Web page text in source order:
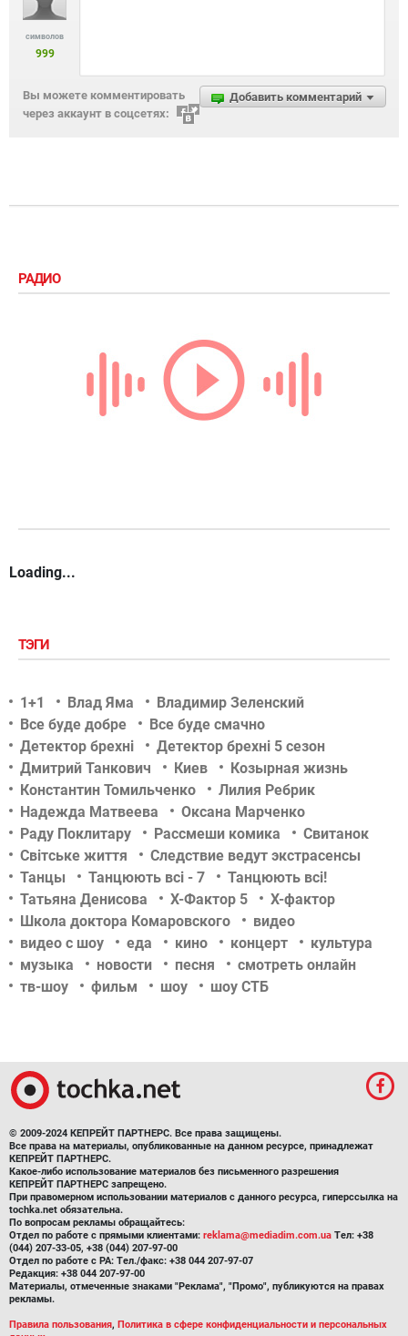
символов
999
Добавить комментарий
Вы можете комментировать
через аккаунт в соцсетях:
РАДИО
Loading...
ТЭГИ
1+1 Влад Яма
Владимир Зеленский
Все буде добре
Все буде смачно
Детектор брехні
Детектор брехні 5 сезон
Дмитрий Танкович
Киев
Козырная жизнь
Константин Томильченко
Лилия Ребрик
Надежда Матвеева
Оксана Марченко
Раду Поклитару
Рассмеши комика
Свитанок
Світське життя
Следствие ведут экстрасенсы
Танцы
Танцюють всі - 7
Танцюють всі!
Татьяна Денисова
Х-Фактор 5
Х-фактор
Школа доктора Комаровского
видео
видео с шоу
еда кино концерт
культура
музыка
новости песня
смотреть онлайн
тв-шоу
фильм шоу шоу СТБ
© 2009-2024 КЕПРЕЙТ ПАРТНЕРС. Все права защищены.
Все права на материалы, опубликованные на данном ресурсе, принадлежат
КЕПРЕЙТ ПАРТНЕРС.
Какое-либо использование материалов без письменного разрешения
КЕПРЕЙТ ПАРТНЕРС запрещено.
При правомерном использовании материалов с данного ресурса, гиперссылка на
tochka.net обязательна.
По вопросам рекламы обращайтесь:
Отдел по работе с прямыми клиентами: reklama@mediadim.com.ua Тел: +38
(044) 207-33-05, +38 (044) 207-97-00
Отдел по работе с РА: Тел./факс: +38 044 207-97-07
Редакция: +38 044 207-97-00
Материалы, отмеченные знаками "Реклама", "Промо", публикуются на правах
рекламы.
Правила пользования, Политика в сфере конфиденциальности и персональных